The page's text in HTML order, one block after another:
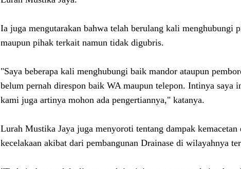
Ia juga mengutarakan bahwa telah berulang kali menghubungi
maupun pihak terkait namun tidak digubris.
"Saya beberapa kali menghubungi baik mandor ataupun
belum pernah direspon baik WA maupun telepon. Intinya saya
kami juga artinya mohon ada pengertiannya," katanya.
Lurah Mustika Jaya juga menyoroti tentang dampak kemacetan
kecelakaan akibat dari pembangunan Drainase di wilayahnya